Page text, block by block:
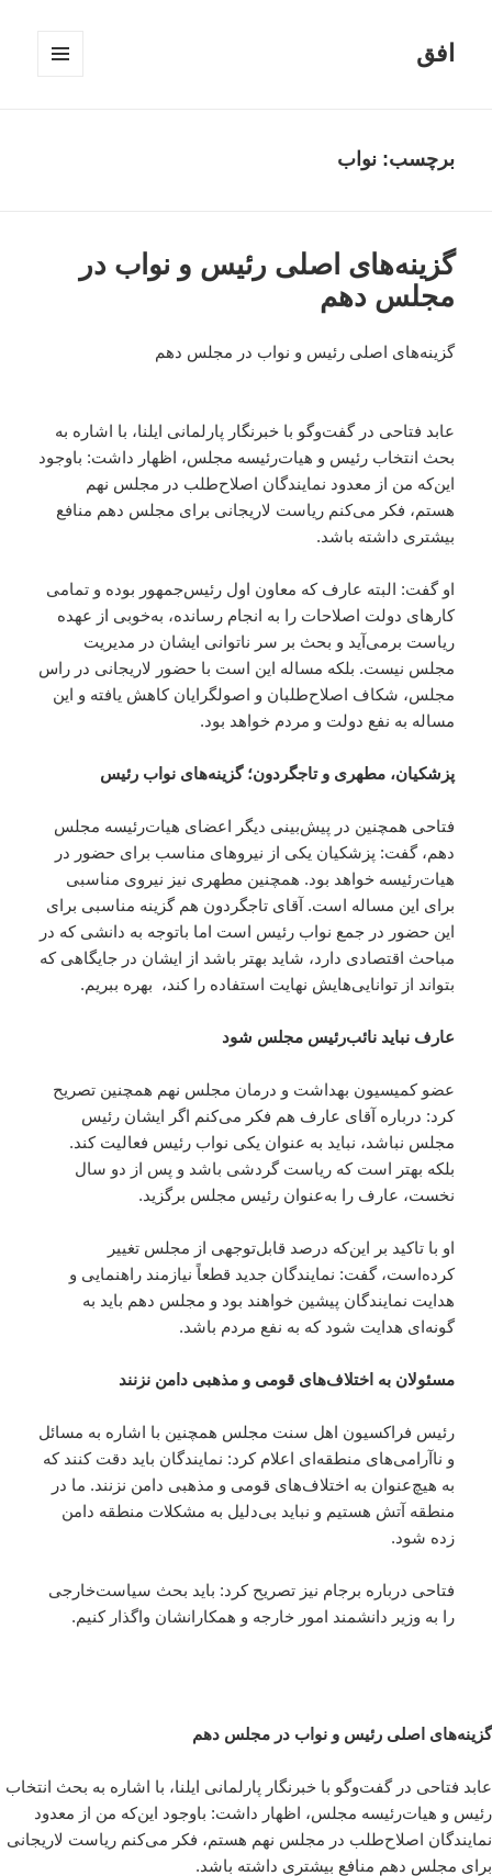
افق
برچسب:نواب
گزینه‌های اصلی رئیس و نواب در
مجلس دهم
گزینه‌های اصلی رئیس و نواب در مجلس دهم
عابد فتاحی در گفت‌وگو با خبرنگار پارلمانی ایلنا، با اشاره به
بحث انتخاب رئیس و هیات‌رئیسه مجلس، اظهار داشت: باوجود
این‌که من از معدود نمایندگان اصلاح‌طلب در مجلس نهم
هستم، فکر می‌کنم ریاست لاریجانی برای مجلس دهم منافع
بیشتری داشته باشد.
او گفت: البته عارف که معاون اول رئیس‌جمهور بوده و تمامی
کارهای دولت اصلاحات را به انجام رسانده، به‌خوبی از عهده
ریاست برمی‌آید و بحث بر سر ناتوانی ایشان در مدیریت
مجلس نیست. بلکه مساله این است با حضور لاریجانی در راس
مجلس، شکاف اصلاح‌طلبان و اصولگرایان کاهش یافته و این
مساله به نفع دولت و مردم خواهد بود.
پزشکیان، مطهری و تاجگردون؛ گزینه‌های نواب رئیس
فتاحی همچنین در پیش‌بینی دیگر اعضای هیات‌رئیسه مجلس
دهم، گفت: پزشکیان یکی از نیروهای مناسب برای حضور در
هیات‌رئیسه خواهد بود. همچنین مطهری نیز نیروی مناسبی
برای این مساله است. آقای تاجگردون هم گزینه مناسبی برای
این حضور در جمع نواب رئیس است اما باتوجه به دانشی که در
مباحث اقتصادی دارد، شاید بهتر باشد از ایشان در جایگاهی که
بتواند از توانایی‌هایش ‌‌نهایت استفاده را کند، ‌ بهره ببریم.
عارف نباید نائب‌رئیس مجلس شود
عضو کمیسیون بهداشت و درمان مجلس نهم همچنین تصریح
کرد: درباره آقای عارف هم فکر می‌کنم اگر ایشان رئیس
مجلس نباشد، نباید به عنوان یکی نواب رئیس فعالیت کند.
بلکه بهتر است که ریاست گردشی باشد و پس از دو سال
نخست، عارف را به‌عنوان رئیس مجلس برگزید.
او با تاکید بر این‌که درصد قابل‌توجهی از مجلس تغییر
کرده‌است، گفت: نمایندگان جدید قطعاً نیازمند راهنمایی و
هدایت نمایندگان پیشین خواهند بود و مجلس دهم باید به
گونه‌ای هدایت شود که به نفع مردم باشد.
مسئولان به اختلاف‌های قومی و مذهبی دامن نزنند
رئیس فراکسیون اهل سنت مجلس همچنین با اشاره به مسائل
و ناآرامی‌های منطقه‌ای اعلام کرد: نمایندگان باید دقت کنند که
به هیچ‌عنوان به اختلاف‌های قومی و مذهبی دامن نزنند. ما در
منطقه آتش هستیم و نباید بی‌دلیل به مشکلات منطقه دامن
زده شود.
فتاحی درباره برجام نیز تصریح کرد: باید بحث سیاست‌خارجی
را به وزیر دانشمند امور خارجه و همکارانشان واگذار کنیم.
گزینه‌های اصلی رئیس و نواب در مجلس دهم
عابد فتاحی در گفت‌وگو با خبرنگار پارلمانی ایلنا، با اشاره به بحث انتخاب
رئیس و هیات‌رئیسه مجلس، اظهار داشت: باوجود این‌که من از معدود
نمایندگان اصلاح‌طلب در مجلس نهم هستم، فکر می‌کنم ریاست لاریجانی
برای مجلس دهم منافع بیشتری داشته باشد.